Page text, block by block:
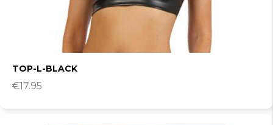
TOP-L-BLACK
€17.95